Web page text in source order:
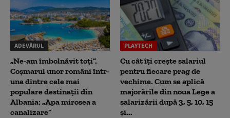
ADEVĂRUL
„Ne-am îmbolnăvit toți”.
Coșmarul unor români într-
una dintre cele mai
populare destinații din
Albania: „Apa mirosea a
canalizare”
PLAYTECH
Cu cât îți crește salariul
pentru fiecare prag de
vechime. Cum se aplică
majorările din noua Lege a
salarizării după 3, 5, 10, 15
și...